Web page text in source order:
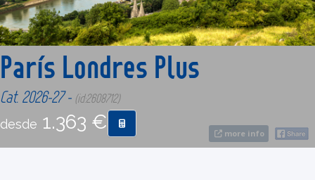
PROMOCIONES
more info
París Londres Plus
Cat. 2026-27 - (id:2608712)
desde 1.363 €